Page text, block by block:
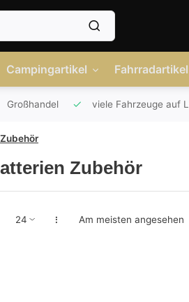
Campingartikel Fahrradartikel
Großhandel viele Fahrzeuge auf
Zubehör
Am meisten angesehen